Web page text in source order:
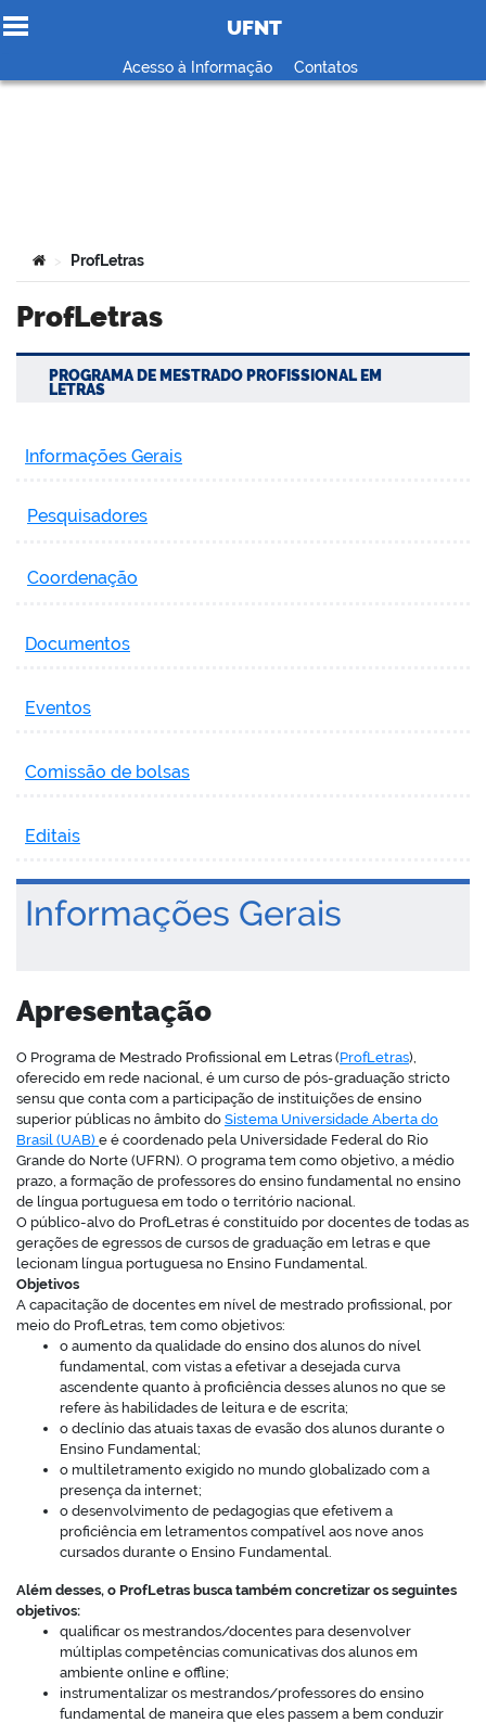
Ir para o conteúdo
UFNT
Acesso à Informação Contatos
Você está aqui:
> ProfLetras
ProfLetras
PROGRAMA DE MESTRADO PROFISSIONAL EM
LETRAS
Informações Gerais
Pesquisadores
Coordenação
Documentos
Eventos
Comissão de bolsas
Editais
Informações Gerais
Apresentação
O Programa de Mestrado Profissional em Letras (ProfLetras),
oferecido em rede nacional, é um curso de pós-graduação stricto
sensu que conta com a participação de instituições de ensino
superior públicas no âmbito do Sistema Universidade Aberta do
Brasil (UAB) e é coordenado pela Universidade Federal do Rio
Grande do Norte (UFRN). O programa tem como objetivo, a médio
prazo, a formação de professores do ensino fundamental no ensino
de língua portuguesa em todo o território nacional.
O público-alvo do ProfLetras é constituído por docentes de todas as
gerações de egressos de cursos de graduação em letras e que
lecionam língua portuguesa no Ensino Fundamental.
Objetivos
A capacitação de docentes em nível de mestrado profissional, por
meio do ProfLetras, tem como objetivos:
o aumento da qualidade do ensino dos alunos do nível
fundamental, com vistas a efetivar a desejada curva
ascendente quanto à proficiência desses alunos no que se
refere às habilidades de leitura e de escrita;
o declínio das atuais taxas de evasão dos alunos durante o
Ensino Fundamental;
o multiletramento exigido no mundo globalizado com a
presença da internet;
o desenvolvimento de pedagogias que efetivem a
proficiência em letramentos compatível aos nove anos
cursados durante o Ensino Fundamental.
Além desses, o ProfLetras busca também concretizar os seguintes
objetivos:
qualificar os mestrandos/docentes para desenvolver
múltiplas competências comunicativas dos alunos em
ambiente online e offline;
instrumentalizar os mestrandos/professores do ensino
fundamental de maneira que eles passem a bem conduzir